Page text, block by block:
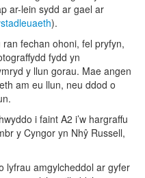
ar-lein sydd ar gael ar
).
fechan ohoni, fel pryfyn,
fydd yn
y llun gorau. Mae angen
am eu llun, neu ddod o
i faint A2 i’w hargraffu
y Cyngor yn Nhŷ Russell,
lyfrau amgylcheddol ar gyfer